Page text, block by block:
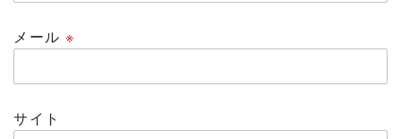
メール※
サイト